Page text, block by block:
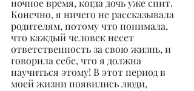
Конечно, я ничего не рассказывала
родителям, потому что понимала,
что каждый человек несет
ответственность за свою жизнь, и
говорила себе, что я должна
научиться этому! В этот период в
моей жизни появились люди,